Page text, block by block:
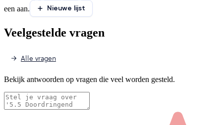
een aan.
Nieuwe lijst
Veelgestelde vragen
Alle vragen
Bekijk antwoorden op vragen die veel worden gesteld.